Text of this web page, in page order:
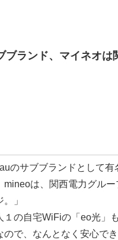
ブランド、マイネオは
のサブブランドとして有
mineoは、関西電力グル
」
１の自宅WiFiの「eo光」
ので、なんとなく安心でき